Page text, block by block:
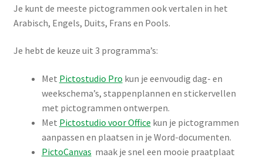
Je kunt de meeste pictogrammen ook vertalen in het
Arabisch, Engels, Duits, Frans en Pools.
Je hebt de keuze uit 3 programma’s:
Met Pictostudio Pro kun je eenvoudig dag- en
weekschema’s, stappenplannen en stickervellen
met pictogrammen ontwerpen.
Met Pictostudio voor Office kun je pictogrammen
aanpassen en plaatsen in je Word-documenten.
PictoCanvas maak je snel een mooie praatplaat